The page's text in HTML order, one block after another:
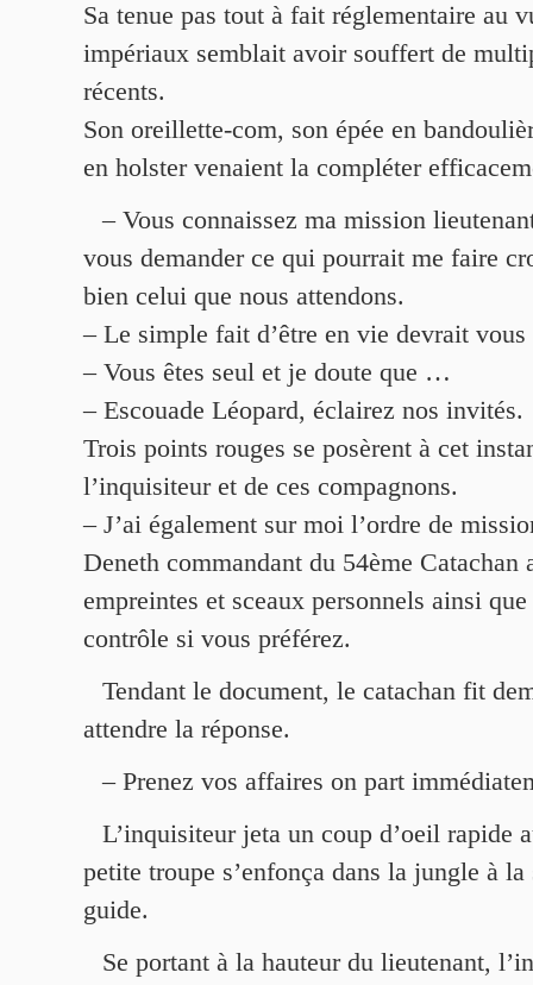
Sa tenue pas tout à fait réglementaire au
impériaux semblait avoir souffert de
récents.
Son oreillette-com, son épée en
en holster venaient la compléter
– Vous connaissez ma mission
vous demander ce qui pourrait me faire
bien celui que nous attendons.
– Le simple fait d’être en vie devrait
– Vous êtes seul et je doute que …
– Escouade Léopard, éclairez nos invités.
Trois points rouges se posèrent à cet
l’inquisiteur et de ces compagnons.
– J’ai également sur moi l’ordre de
Deneth commandant du 54ème Catachan
empreintes et sceaux personnels ainsi
contrôle si vous préférez.
Tendant le document, le catachan fit
attendre la réponse.
– Prenez vos affaires on part
L’inquisiteur jeta un coup d’oeil rapide
petite troupe s’enfonça dans la jungle à
guide.
Se portant à la hauteur du lieutenant,